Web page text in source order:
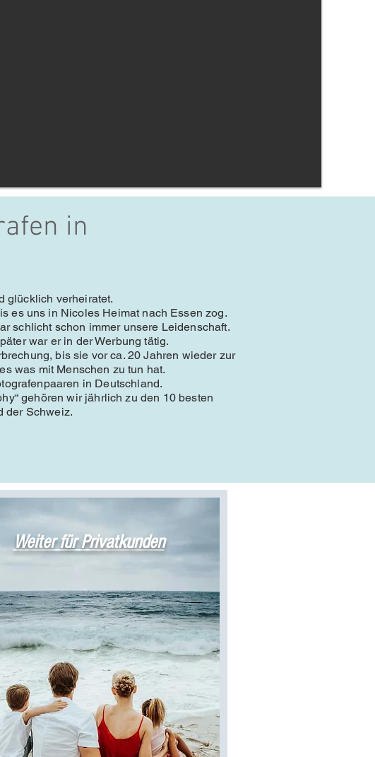
in
glücklich verheiratet.
es uns in Nicoles Heimat nach Essen zog.
schlicht schon immer unsere Leidenschaft.
war er in der Werbung tätig.
bis sie vor ca. 20 Jahren wieder zur
was mit Menschen zu tun hat.
in Deutschland.
gehören wir jährlich zu den 10 besten
der Schweiz.
Weiter für Privatkunden